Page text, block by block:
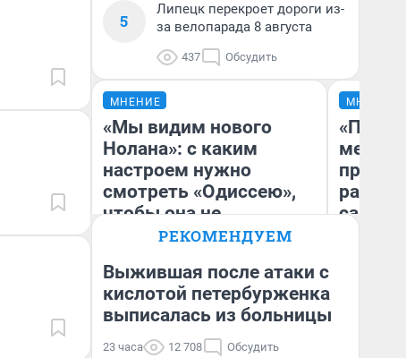
5
Липецк перекроет дороги из-
за велопарада 8 августа
437 Обсудить
МНЕНИЕ
«Мы видим нового
Нолана»: с каким
настроем нужно
смотреть «Одиссею»,
чтобы она не
выглядела как фиаско
Надежда Губарь
МНЕНИЕ
самом
РЕКОМЕНДУЕМ
Выжившая после атаки с
кислотой петербурженка
выписалась из больницы
23 часа 12 708 Обсудить